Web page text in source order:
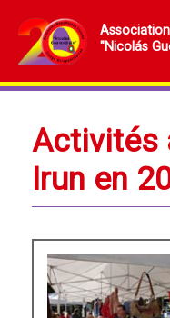
"Nicolás
Activités
Irun en